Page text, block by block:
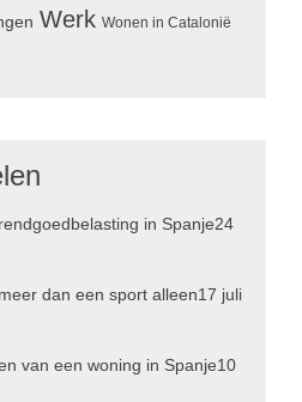
Werk Wonen in Catalonië
in Spanje24
dan een sport alleen17 juli
van een woning in Spanje10